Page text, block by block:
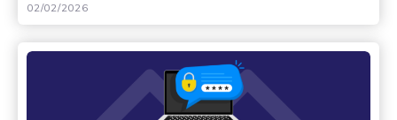
02/02/2026